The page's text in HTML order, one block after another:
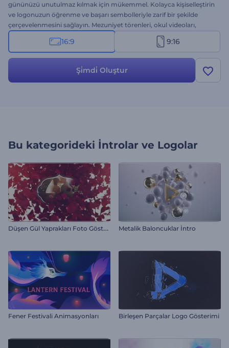
gününüzü unutulmaz kılmak için mükemmel. Kolayca kişiselleştirin
ve logonuzun öğrenme ve başarı sembolleriyle zarif bir şekilde
çerçevelenmesini sağlayın. Mezuniyet törenleri, okul videoları,
sunum girişleri ve eğitim projeleri için mükemmel. Hemen
oluşturun ve mezuniyet hikayenizi unutulmaz kılın!
16:9 9:16
Şi̇mdi̇ Oluştur
Bu kategorideki İntrolar ve Logolar
D
üşen Gül Yaprakları Foto Gösterimi Metalik Baloncuklar İntro
Fener Festivali Animasyonları Birleşen Parçalar Logo Gösterimi